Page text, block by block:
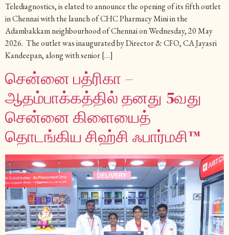
Telediagnostics, is elated to announce the opening of its fifth outlet
in Chennai with the launch of CHC Pharmacy Mini in the
Adambakkam neighbourhood of Chennai on Wednesday, 20 May
2026. The outlet was inaugurated by Director & CFO, CA Jayasri
Kandeepan, along with senior […]
சென்னை பத்ரிகா –
ஆதம்பாக்கத்தில் தனது 5வது
சென்னை கிளையைத்
தொடங்கிய சிஹ்சி ஃபார்மசி™